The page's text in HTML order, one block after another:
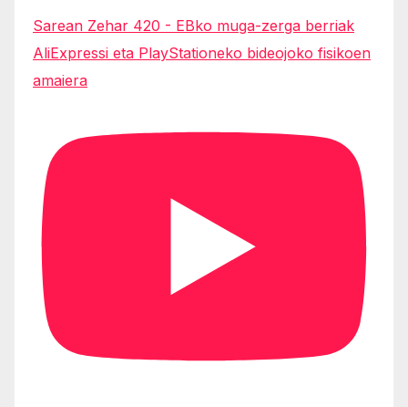
Sarean Zehar 420 - EBko muga-zerga berriak
AliExpressi eta PlayStationeko bideojoko fisikoen
amaiera